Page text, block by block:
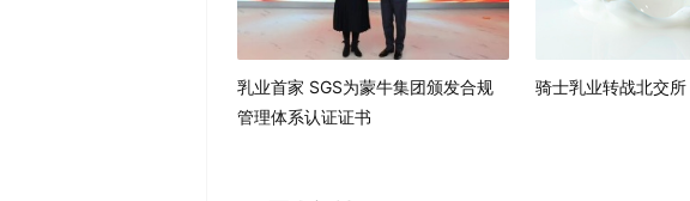
乳业首家 SGS为蒙牛集团颁发合规
管理体系认证证书
骑士乳业转战北交所